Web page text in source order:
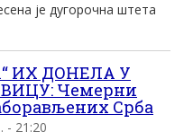
је дугорочна штета
ИХ ДОНЕЛА У
Чемерни
Срба
- 21:20